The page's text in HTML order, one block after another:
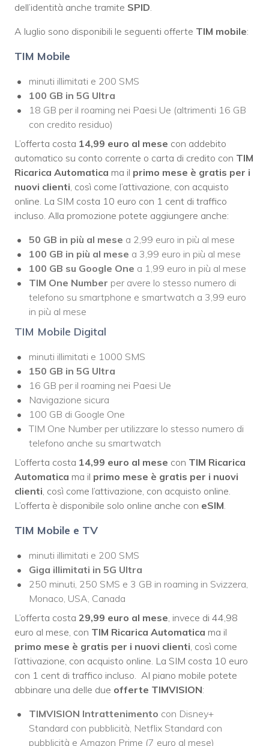
dell’identità anche tramite SPID.
A luglio sono disponibili le seguenti offerte TIM mobile:
TIM Mobile
minuti illimitati e 200 SMS
100 GB in 5G Ultra
18 GB per il roaming nei Paesi Ue (altrimenti 16 GB
con credito residuo)
L’offerta costa 14,99 euro al mese con addebito
automatico su conto corrente o carta di credito con TIM
Ricarica Automatica ma il primo mese è gratis per i
nuovi clienti, così come l’attivazione, con acquisto
online. La SIM costa 10 euro con 1 cent di traffico
incluso. Alla promozione potete aggiungere anche:
50 GB in più al mese a 2,99 euro in più al mese
100 GB in più al mese a 3,99 euro in più al mese
100 GB su Google One a 1,99 euro in più al mese
TIM One Number per avere lo stesso numero di
telefono su smartphone e smartwatch a 3,99 euro
in più al mese
TIM Mobile Digital
minuti illimitati e 1000 SMS
150 GB in 5G Ultra
16 GB per il roaming nei Paesi Ue
Navigazione sicura
100 GB di Google One
TIM One Number per utilizzare lo stesso numero di
telefono anche su smartwatch
L’offerta costa 14,99 euro al mese con TIM Ricarica
Automatica ma il primo mese è gratis per i nuovi
clienti, così come l’attivazione, con acquisto online.
L’offerta è disponibile solo online anche con eSIM.
TIM Mobile e TV
minuti illimitati e 200 SMS
Giga illimitati in 5G Ultra
250 minuti, 250 SMS e 3 GB in roaming in Svizzera,
Monaco, USA, Canada
L’offerta costa 29,99 euro al mese, invece di 44,98
euro al mese, con TIM Ricarica Automatica ma il
primo mese è gratis per i nuovi clienti, così come
l’attivazione, con acquisto online. La SIM costa 10 euro
con 1 cent di traffico incluso. Al piano mobile potete
abbinare una delle due offerte TIMVISION:
TIMVISION Intrattenimento con Disney+
Standard con pubblicità, Netflix Standard con
pubblicità e Amazon Prime (7 euro al mese)